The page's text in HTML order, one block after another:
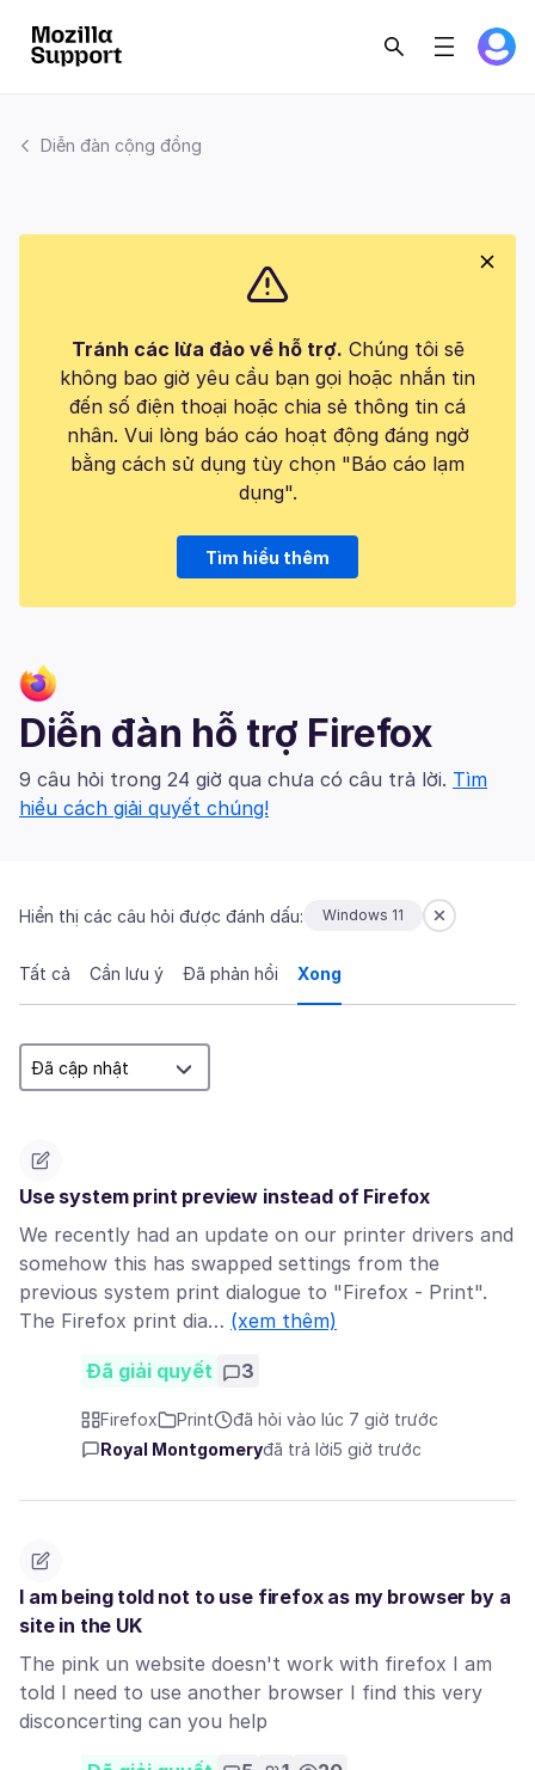
Diễn đàn cộng đồng
Tránh các lừa đảo về hỗ trợ. Chúng tôi sẽ
không bao giờ yêu cầu bạn gọi hoặc nhắn tin
đến số điện thoại hoặc chia sẻ thông tin cá
nhân. Vui lòng báo cáo hoạt động đáng ngờ
bằng cách sử dụng tùy chọn "Báo cáo lạm
dụng".
Tìm hiểu thêm
Diễn đàn hỗ trợ Firefox
9 câu hỏi trong 24 giờ qua chưa có câu trả lời. Tìm
hiểu cách giải quyết chúng!
Hiển thị các câu hỏi được đánh dấu: Windows 11
Tất cả Cần lưu ý Đã phản hồi Xong
Use system print preview instead of Firefox
We recently had an update on our printer drivers and
somehow this has swapped settings from the
previous system print dialogue to "Firefox - Print".
The Firefox print dia… (xem thêm)
Đã giải quyết 3
Firefox Print
đã hỏi vào lúc 7 giờ trước
Royal Montgomeryđã trả lời5 giờ trước
I am being told not to use firefox as my browser by a
site in the UK
The pink un website doesn't work with firefox I am
told I need to use another browser I find this very
disconcerting can you help